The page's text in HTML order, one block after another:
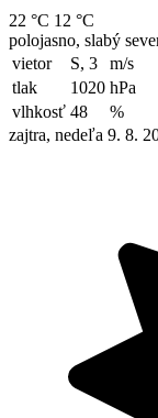
22 °C 12 °C
polojasno, slabý
vietor
S, 3
m/s
tlak
1020 hPa
vlhkosť 48
%
zajtra, nedeľa 9. 8.